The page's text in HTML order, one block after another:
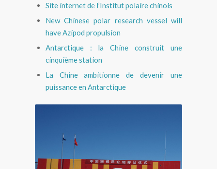
Site internet de l’Institut polaire chinois
New Chinese polar research vessel will
have Azipod propulsion
Antarctique : la Chine construit une
cinquième station
La Chine ambitionne de devenir une
puissance en Antarctique
Base chinoise Kunlun en
Antarctique